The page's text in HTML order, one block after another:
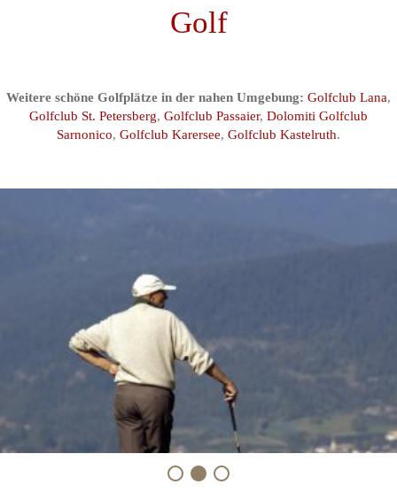
Golf
Weitere schöne Golfplätze in der nahen Umgebung: Golfclub Lana,
Golfclub St. Petersberg, Golfclub Passaier, Dolomiti Golfclub
Sarnonico, Golfclub Karersee, Golfclub Kastelruth.